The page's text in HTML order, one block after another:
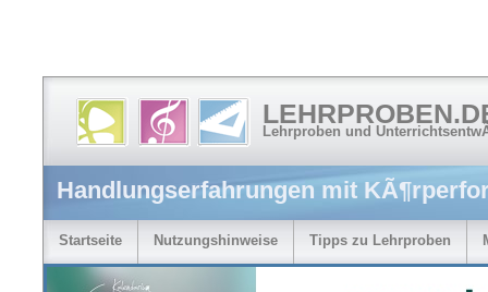
Lehrproben und
Handlungserfahrungen mit
Startseite Nutzungshinweise Tipps zu Lehrproben